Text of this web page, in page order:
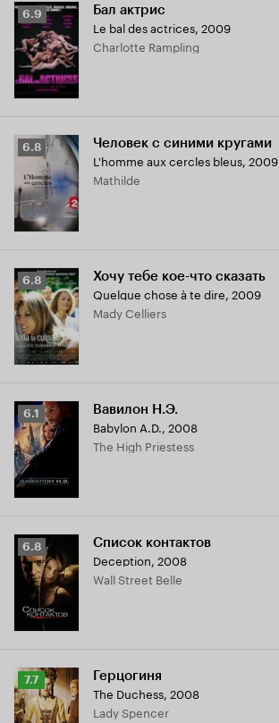
Рейтинг
Кинопоиска
6.9
6.9 Бал актрис
Le bal des actrices, 2009
Charlotte Rampling
Рейтинг
Кинопоиска
6.8
6.8 Человек с синими кругами
L'homme aux cercles bleus, 2009
Mathilde
Рейтинг
Кинопоиска
6.8
6.8 Хочу тебе кое-что сказать
Quelque chose à te dire, 2009
Mady Celliers
Рейтинг
Кинопоиска
6.1
6.1 Вавилон Н.Э.
Babylon A.D., 2008
The High Priestess
Рейтинг
Кинопоиска
6.8
6.8 Список контактов
Deception, 2008
Wall Street Belle
Рейтинг
Кинопоиска
7.7
7.7 Герцогиня
The Duchess, 2008
Lady Spencer